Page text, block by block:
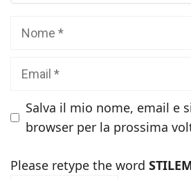
Salva il mio nome, email e
browser per la prossima
Please retype the word